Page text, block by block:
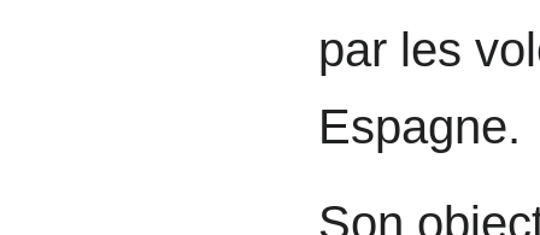
par les
Espagne.
Son